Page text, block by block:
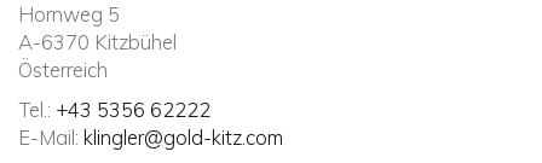
Hornweg 5
A-6370 Kitzbühel
Österreich
Tel.: +43 5356 62222
E-Mail: klingler@gold-kitz.com